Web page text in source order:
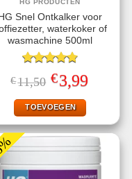
HG PRODUCTEN
HG Snel Ontkalker voor
waterkoker of
wasmachine 500ml
Gewaardeerd
4.80uit 5
€11,50 Oorspronkelijke
prijs
was:
€11,50.
€3,99Huidige
prijs
TOEVOEGEN